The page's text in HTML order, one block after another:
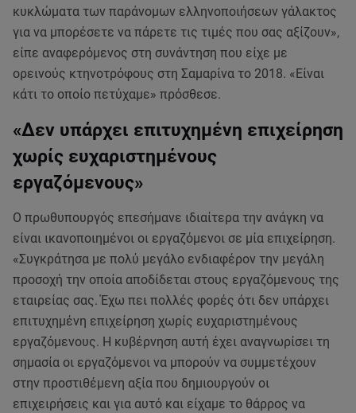
κυκλώματα των παράνομων ελληνοποιήσεων γάλακτος
για να μπορέσετε να πάρετε τις τιμές που σας αξίζουν»,
είπε αναφερόμενος στη συνάντηση που είχε με
ορεινούς κτηνοτρόφους στη Σαμαρίνα το 2018. «Είναι
κάτι το οποίο πετύχαμε» πρόσθεσε.
«Δεν υπάρχει επιτυχημένη επιχείρηση
χωρίς ευχαριστημένους
εργαζόμενους»
Ο πρωθυπουργός επεσήμανε ιδιαίτερα την ανάγκη να
είναι ικανοποιημένοι οι εργαζόμενοι σε μία επιχείρηση.
«Συγκράτησα με πολύ μεγάλο ενδιαφέρον την μεγάλη
προσοχή την οποία αποδίδεται στους εργαζόμενους της
εταιρείας σας. Έχω πει πολλές φορές ότι δεν υπάρχει
επιτυχημένη επιχείρηση χωρίς ευχαριστημένους
εργαζόμενους. Η κυβέρνηση αυτή έχει αναγνωρίσει τη
σημασία οι εργαζόμενοι να μπορούν να συμμετέχουν
στην προστιθέμενη αξία που δημιουργούν οι
επιχειρήσεις και για αυτό και είχαμε το θάρρος να